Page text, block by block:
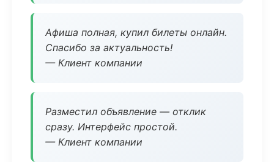
Афиша полная, купил билеты онлайн.
Спасибо за актуальность!
— Клиент компании
Разместил объявление — отклик
сразу. Интерфейс простой.
— Клиент компании